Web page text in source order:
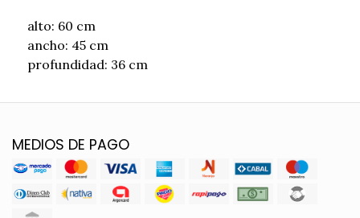
alto: 60 cm
ancho: 45 cm
profundidad: 36 cm
MEDIOS DE PAGO